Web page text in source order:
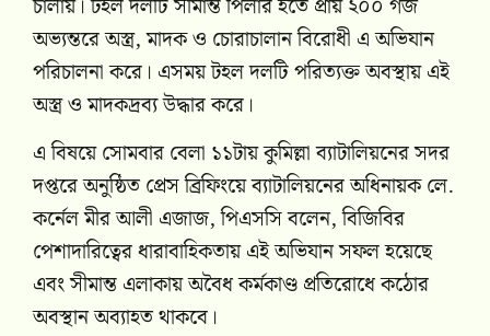
অভ্যন্তরে অস্ত্র, মাদক ও চোরাচালান বিরোধী এ অভিযান
পরিচালনা করে। এসময় টহল দলটি পরিত্যক্ত অবস্থায় এই
অস্ত্র ও মাদকদ্রব্য উদ্ধার করে।
এ বিষয়ে সোমবার বেলা ১১টায় কুমিল্লা ব্যাটালিয়নের সদর
দপ্তরে অনুষ্ঠিত প্রেস ব্রিফিংয়ে ব্যাটালিয়নের অধিনায়ক লে.
কর্নেল মীর আলী এজাজ, পিএসসি বলেন, বিজিবির
পেশাদারিত্বের ধারাবাহিকতায় এই অভিযান সফল হয়েছে
এবং সীমান্ত এলাকায় অবৈধ কর্মকাণ্ড প্রতিরোধে কঠোর
অবস্থান অব্যাহত থাকবে।